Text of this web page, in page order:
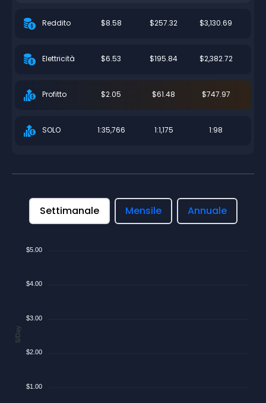
Reddito $8.58 $257.32 $3,130.69
Elettricità $6.53 $195.84 $2,382.72
Profitto $2.05 $61.48 $747.97
SOLO 1:35,766 1:1,175 1:98
Settimanale Mensile Annuale
$5.00
$4.00
$3.00
$2.00
$1.00
$/Day